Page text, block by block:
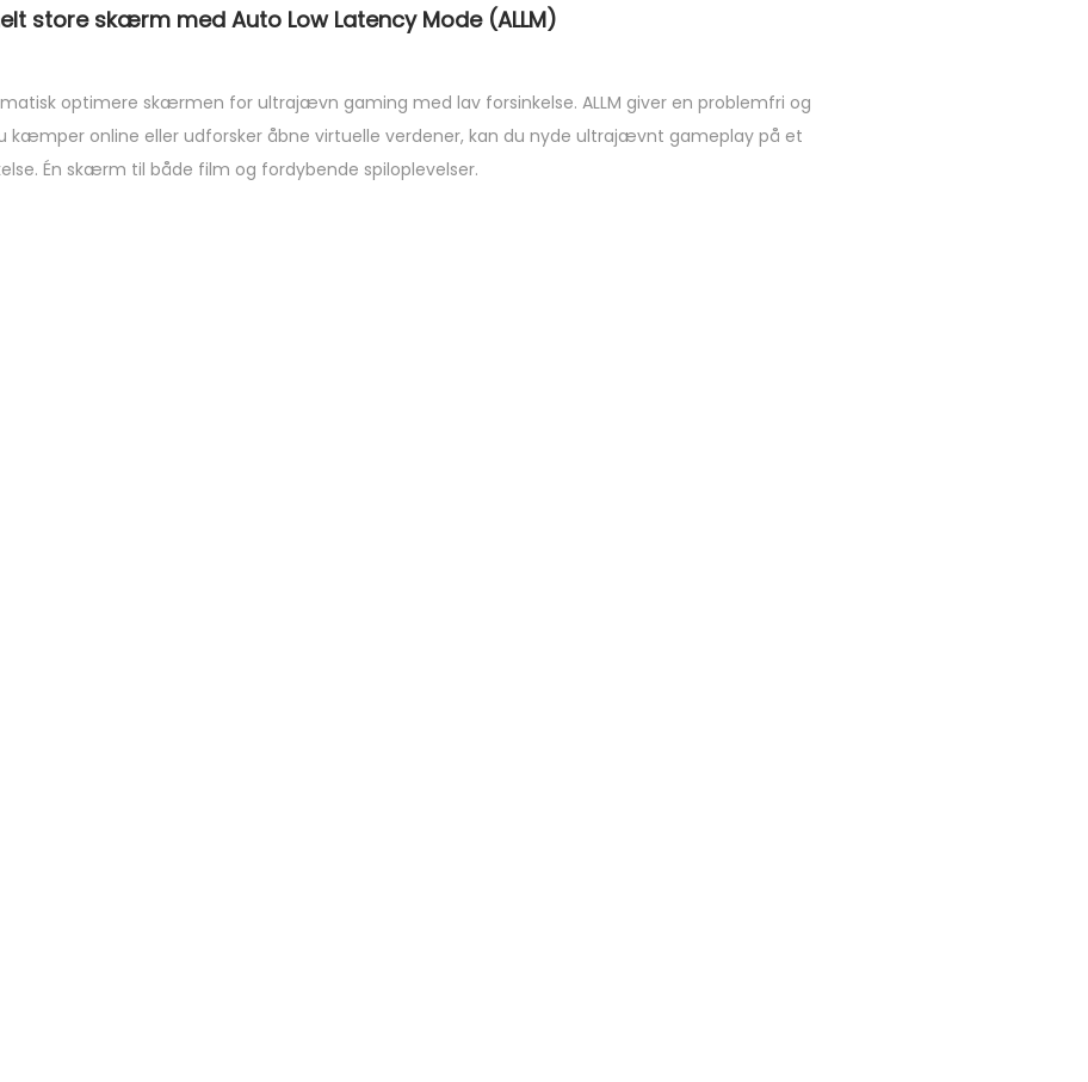
store skærm med Auto Low Latency Mode (ALLM)
optimere skærmen for ultrajævn gaming med lav forsinkelse. ALLM giver en problemfri og
kæmper online eller udforsker åbne virtuelle verdener, kan du nyde ultrajævnt gameplay på et
Én skærm til både film og fordybende spiloplevelser.